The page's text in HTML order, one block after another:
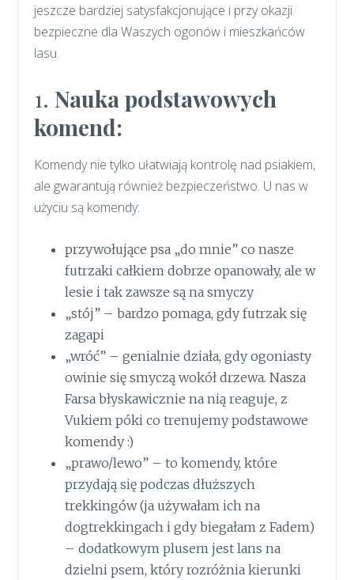
jeszcze bardziej satysfakcjonujące i przy okazji
bezpieczne dla Waszych ogonów i mieszkańców
lasu.
1. Nauka podstawowych
komend:
Komendy nie tylko ułatwiają kontrolę nad psiakiem,
ale gwarantują również bezpieczeństwo. U nas w
użyciu są komendy:
przywołujące psa „do mnie” co nasze
futrzaki całkiem dobrze opanowały, ale w
lesie i tak zawsze są na smyczy
„stój” – bardzo pomaga, gdy futrzak się
zagapi
„wróć” – genialnie działa, gdy ogoniasty
owinie się smyczą wokół drzewa. Nasza
Farsa błyskawicznie na nią reaguje, z
Vukiem póki co trenujemy podstawowe
komendy :)
„prawo/lewo” – to komendy, które
przydają się podczas dłuższych
trekkingów (ja używałam ich na
dogtrekkingach i gdy biegałam z Fadem)
– dodatkowym plusem jest lans na
dzielni psem, który rozróżnia kierunki